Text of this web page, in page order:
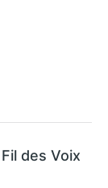
des Voix